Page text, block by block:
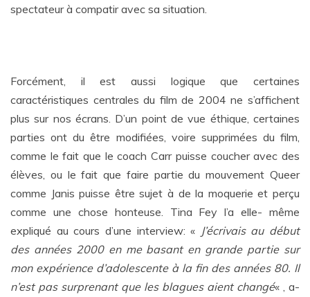
spectateur à compatir avec sa situation.
Forcément, il est aussi logique que certaines
caractéristiques centrales du film de 2004 ne s’affichent
plus sur nos écrans. D’un point de vue éthique, certaines
parties ont du être modifiées, voire supprimées du film,
comme le fait que le coach Carr puisse coucher avec des
élèves, ou le fait que faire partie du mouvement Queer
comme Janis puisse être sujet à de la moquerie et perçu
comme une chose honteuse. Tina Fey l’a elle- même
expliqué au cours d’une interview: « J’écrivais au début
des années 2000 en me basant en grande partie sur
mon expérience d’adolescente à la fin des années 80. Il
n’est pas surprenant que les blagues aient changé« , a-